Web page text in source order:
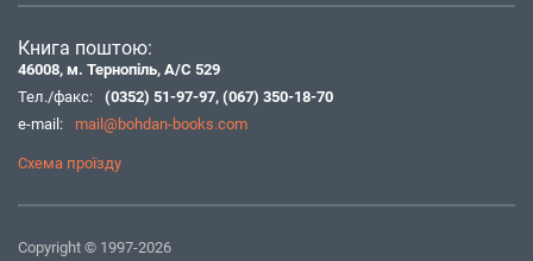
Книга поштою:
46008, м. Тернопіль, А/С 529
Тел./факс:
(0352) 51-97-97, (067) 350-18-70
e-mail:
mail@bohdan-books.com
Схема проїзду
Copyright © 1997-2026